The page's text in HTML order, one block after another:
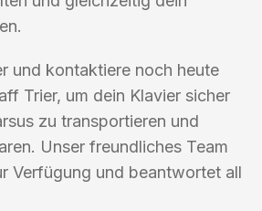
und kontaktiere noch heute
Trier, um dein Klavier sicher
zu transportieren und
Unser freundliches Team
Verfügung und beantwortet all